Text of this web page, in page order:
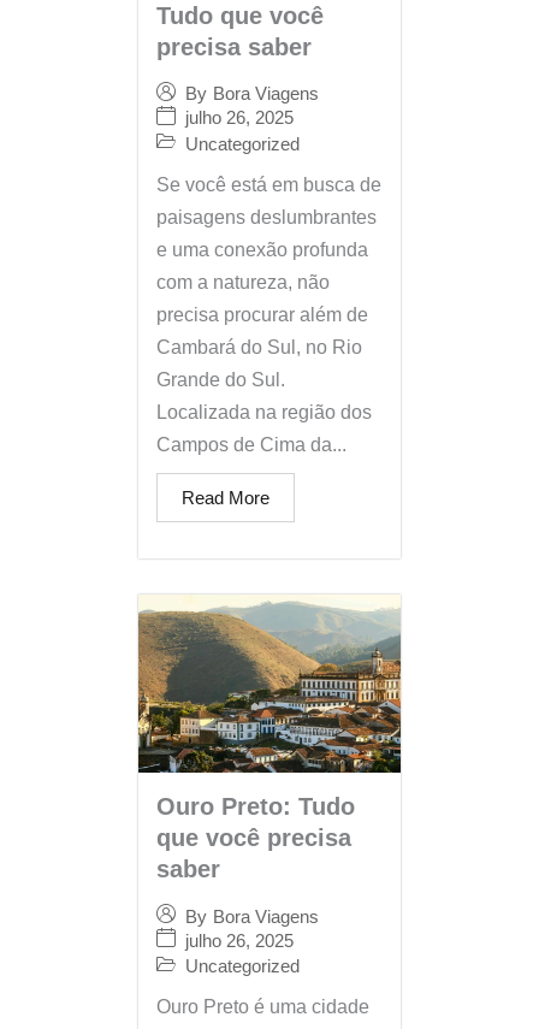
Tudo que você
precisa saber
By Bora Viagens
julho 26, 2025
Uncategorized
Se você está em busca de
paisagens deslumbrantes
e uma conexão profunda
com a natureza, não
precisa procurar além de
Cambará do Sul, no Rio
Grande do Sul.
Localizada na região dos
Campos de Cima da...
Read More
Ouro Preto: Tudo
que você precisa
saber
By Bora Viagens
julho 26, 2025
Uncategorized
Ouro Preto é uma cidade